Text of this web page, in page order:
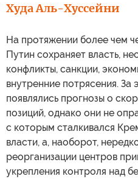
Худа Аль-Хуссейни
На протяжении более чем
Путин сохраняет власть,
конфликты, санкции,
внутренние потрясения. За
появлялись прогнозы о
позиций, однако они не
с которым сталкивался
власти, а, наоборот,
реорганизации центров
укрепления контроля над